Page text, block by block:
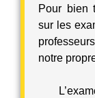
Pour bien
sur les
notre